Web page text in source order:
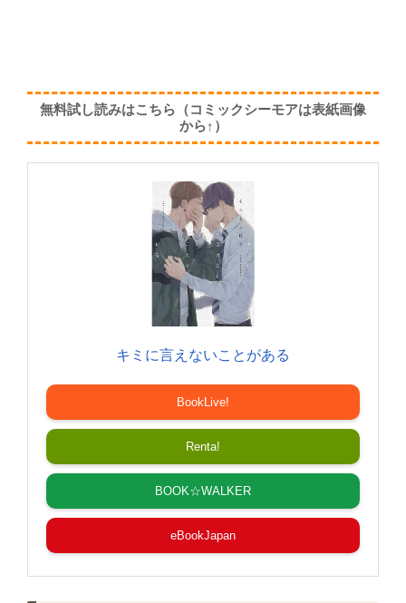
無料試し読みはこちら（コミックシーモアは表紙画像
から↑）
キミに言えないことがある
BookLive!
Renta!
BOOK☆WALKER
eBookJapan